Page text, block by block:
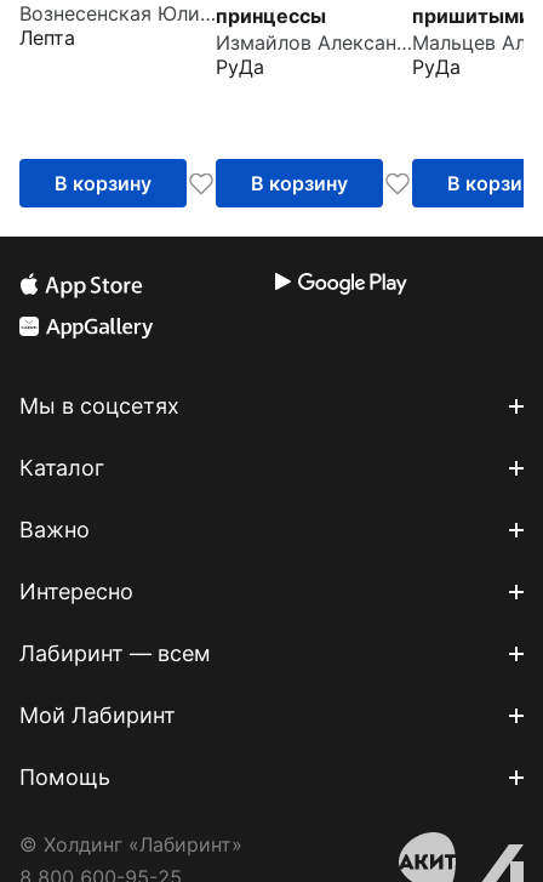
Вознесенская Юлия Николаевна
Лепта
В корзину
принцессы
Измайлов Александр
РуДа
В корзину
пришитыми
пальцами
РуДа
В корзину
Мы в соцсетях
Каталог
Важно
Интересно
Лабиринт — всем
Мой Лабиринт
Помощь
© Холдинг «Лабиринт»
8 800 600-95-25